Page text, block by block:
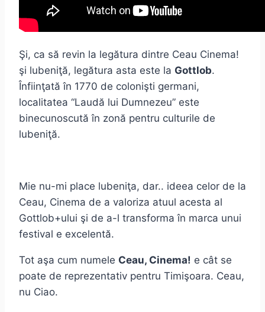
Şi, ca să revin la legătura dintre Ceau Cinema!
şi lubeniţă, legătura asta este la Gottlob.
Înfiinţată în 1770 de colonişti germani,
localitatea “Laudă lui Dumnezeu” este
binecunoscută în zonă pentru culturile de
lubeniţă.
Mie nu-mi place lubeniţa, dar.. ideea celor de la
Ceau, Cinema de a valoriza atuul acesta al
Gottlob+ului şi de a-l transforma în marca unui
festival e excelentă.
Tot aşa cum numele Ceau, Cinema! e cât se
poate de reprezentativ pentru Timişoara. Ceau,
nu Ciao.